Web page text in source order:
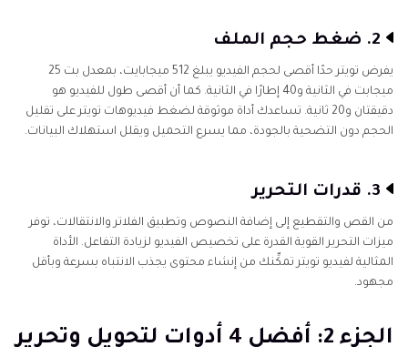
2. ضغط حجم الملف
يفرض تويتر حدًا أقصى لحجم الفيديو يبلغ 512 ميجابايت، بمعدل بت 25
ميجابت في الثانية و40 إطارًا في الثانية. كما أن أقصى طول للفيديو هو
دقيقتان و20 ثانية. تساعدك أداة موثوقة لضغط فيديوهات تويتر على تقليل
الحجم دون التضحية بالجودة، مما يسرع التحميل ويقلل استهلاك البيانات.
3. قدرات التحرير
من القص والتقطيع إلى إضافة النصوص وتطبيق الفلاتر والانتقالات، توفر
ميزات التحرير القوية القدرة على تخصيص الفيديو لزيادة التفاعل. الأداة
المثالية لفيديو تويتر تمكِّنك من إنشاء محتوى يجذب الانتباه بسرعة وبأقل
مجهود.
الجزء 2: أفضل 4 أدوات لتحويل وتحرير